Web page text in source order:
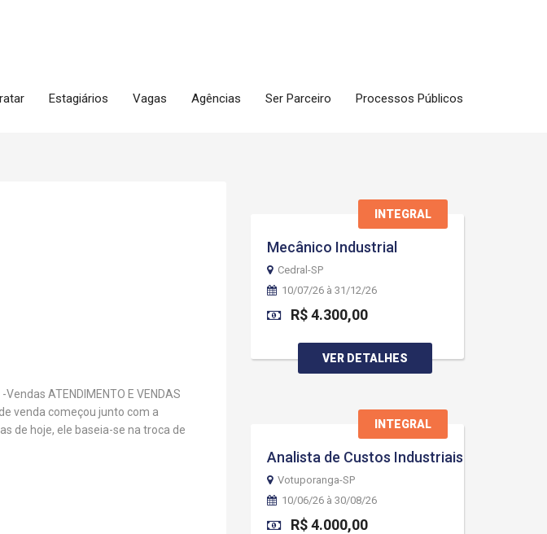
Estagiários Vagas Agências Ser Parceiro Processos Públicos
ATENDIMENTO E VENDAS
venda começou junto com a
de hoje, ele baseia-se na troca de
INTEGRAL
Mecânico Industrial
Cedral-SP
10/07/26 à 31/12/26
R$ 4.300,00
VER DETALHES
INTEGRAL
Analista de Custos Industriais
Votuporanga-SP
10/06/26 à 30/08/26
R$ 4.000,00